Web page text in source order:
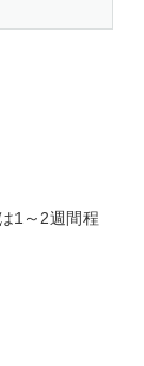
1～2週間程